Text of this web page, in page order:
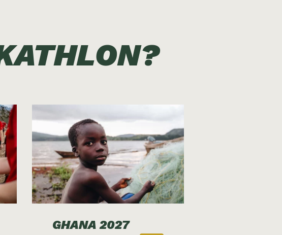
GHANA 2027